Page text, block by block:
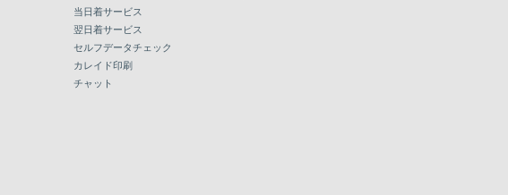
当日着サービス
翌日着サービス
セルフデータチェック
カレイド印刷
チャット